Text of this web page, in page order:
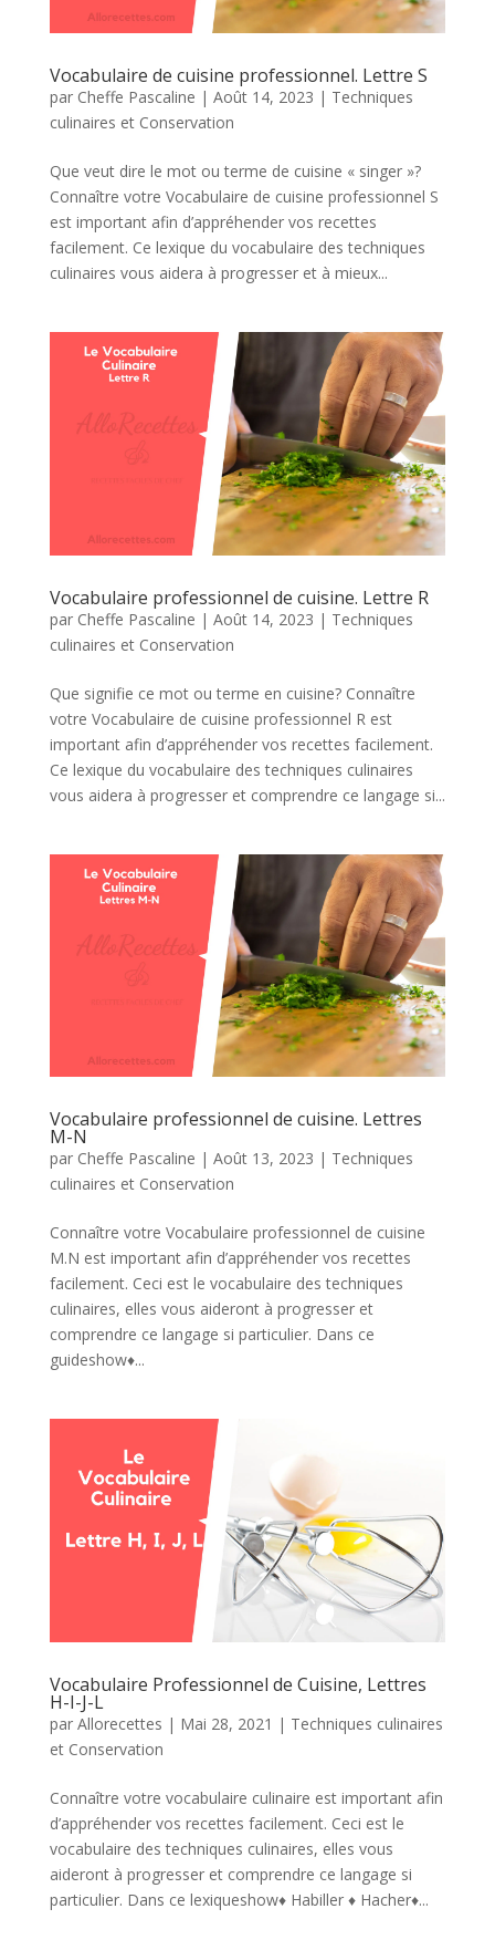
Vocabulaire de cuisine professionnel. Lettre S
par Cheffe Pascaline | Août 14, 2023 | Techniques
culinaires et Conservation
Que veut dire le mot ou terme de cuisine « singer »?
Connaître votre Vocabulaire de cuisine professionnel S
est important afin d’appréhender vos recettes
facilement. Ce lexique du vocabulaire des techniques
culinaires vous aidera à progresser et à mieux...
Vocabulaire professionnel de cuisine. Lettre R
par Cheffe Pascaline | Août 14, 2023 | Techniques
culinaires et Conservation
Que signifie ce mot ou terme en cuisine? Connaître
votre Vocabulaire de cuisine professionnel R est
important afin d’appréhender vos recettes facilement.
Ce lexique du vocabulaire des techniques culinaires
vous aidera à progresser et comprendre ce langage si...
Vocabulaire professionnel de cuisine. Lettres
M-N
par Cheffe Pascaline | Août 13, 2023 | Techniques
culinaires et Conservation
Connaître votre Vocabulaire professionnel de cuisine
M.N est important afin d’appréhender vos recettes
facilement. Ceci est le vocabulaire des techniques
culinaires, elles vous aideront à progresser et
comprendre ce langage si particulier. Dans ce
guideshow♦︎...
Vocabulaire Professionnel de Cuisine, Lettres
H-I-J-L
par Allorecettes | Mai 28, 2021 | Techniques culinaires
et Conservation
Connaître votre vocabulaire culinaire est important afin
d’appréhender vos recettes facilement. Ceci est le
vocabulaire des techniques culinaires, elles vous
aideront à progresser et comprendre ce langage si
particulier. Dans ce lexiqueshow♦ Habiller ♦ Hacher♦...